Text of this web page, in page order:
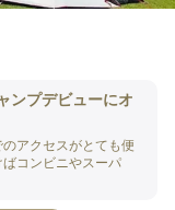
ンプデビューにオ
アクセスがとても便
コンビニやスーパ